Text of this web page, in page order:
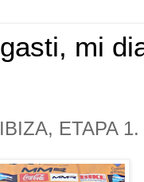
mi
ETAPA 1.